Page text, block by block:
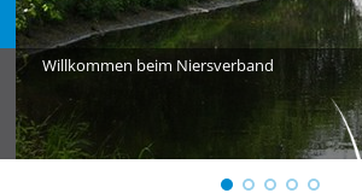
Willkommen beim Niersverband